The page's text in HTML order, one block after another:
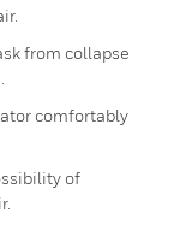
from collapse
comfortably
of